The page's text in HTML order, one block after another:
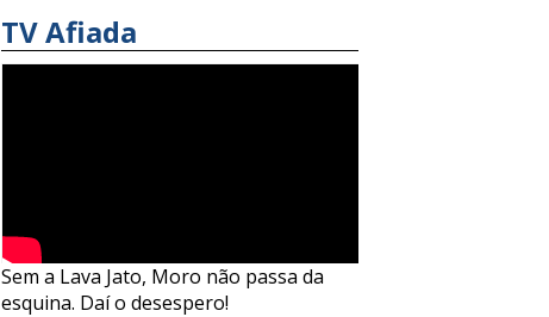
TV Afiada
Sem a Lava Jato, Moro não passa da
esquina. Daí o desespero!